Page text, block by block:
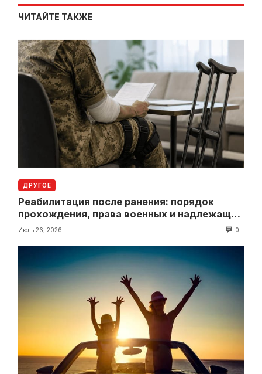
ЧИТАЙТЕ ТАКЖЕ
ДРУГОЕ
Реабилитация после ранения: порядок
прохождения, права военных и надлежащие
выплаты
Июль 26, 2026 0